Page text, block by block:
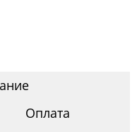
Оплата